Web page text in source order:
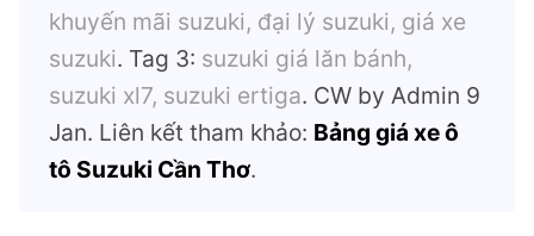
khuyến mãi suzuki, đại lý suzuki, giá xe
suzuki. Tag 3: suzuki giá lăn bánh,
suzuki xl7, suzuki ertiga. CW by Admin 9
Jan. Liên kết tham khảo: Bảng giá xe ô
tô Suzuki Cần Thơ.